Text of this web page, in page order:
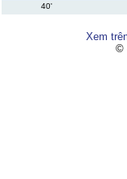
40'
Xem
©